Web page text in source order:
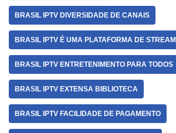
BRASIL IPTV DIVERSIDADE DE CANAIS
BRASIL IPTV É UMA PLATAFORMA DE
BRASIL IPTV ENTRETENIMENTO PARA TODOS
BRASIL IPTV EXTENSA BIBLIOTECA
BRASIL IPTV FACILIDADE DE PAGAMENTO